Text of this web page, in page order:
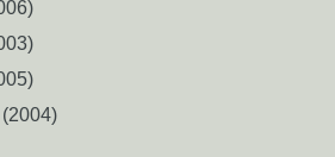
(2004)